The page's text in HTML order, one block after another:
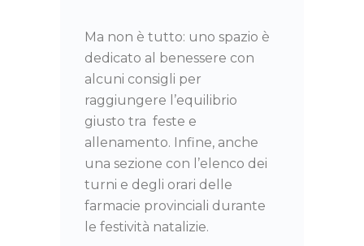
Ma non è tutto: uno spazio è
dedicato al benessere con
alcuni consigli per
raggiungere l’equilibrio
giusto tra feste e
allenamento. Infine, anche
una sezione con l’elenco dei
turni e degli orari delle
farmacie provinciali durante
le festività natalizie.